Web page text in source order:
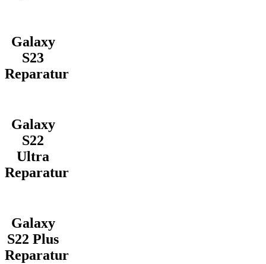
Galaxy
S23
Reparatur
Galaxy
S22
Ultra
Reparatur
Galaxy
S22 Plus
Reparatur